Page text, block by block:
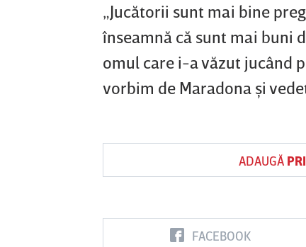
„Jucătorii sunt mai bine
înseamnă că sunt mai buni
omul care i-a văzut jucând
vorbim de Maradona şi
ADAUGĂ
FACEBOOK